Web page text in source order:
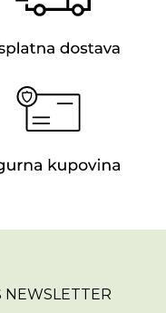
NEWSLETTER